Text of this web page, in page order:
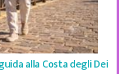
alla Costa degli Dei